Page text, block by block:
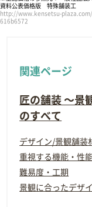
資料公表価格版 特殊舗装工
http://www.kensetsu-
616b6572
関連ページ
匠の舗装 ～景
のすべて
デザイン/景観舗装
重視する機能・性
難易度・工期
景観に合ったデザ